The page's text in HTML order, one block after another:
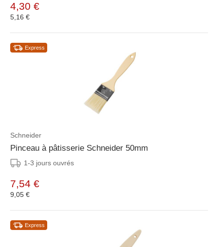
4,30 €
5,16 €
Express
Schneider
Pinceau à pâtisserie Schneider 50mm
1-3 jours ouvrés
7,54 €
9,05 €
Express